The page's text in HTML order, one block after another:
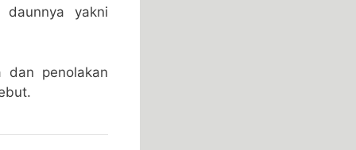
yakni
dan penolakan